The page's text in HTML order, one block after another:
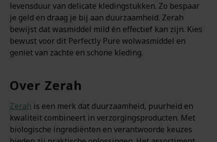
levensduur van delicate kledingstukken. Zo bespaar
je geld en draag je bij aan duurzaamheid. Zerah
bewijst dat wasmiddel mild én effectief kan zijn. Kies
bewust voor dit Perfectly Pure wolwasmiddel en
geniet van zachte en schone kleding.
Over Zerah
Zerah is een merk dat duurzaamheid, puurheid en
kwaliteit combineert in verzorgingsproducten. Met
biologische ingrediënten en verantwoorde keuzes